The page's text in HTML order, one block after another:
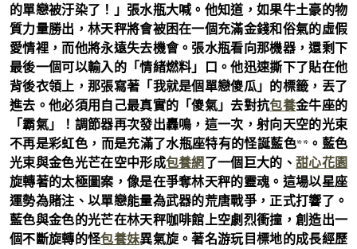
的單戀被汙染了！」張水瓶大喊。他知道，如果牛土豪的物
質力量勝出，林天秤將會被困在一個充滿金錢和俗氣的虛假
愛情裡，而他將永遠失去機會。張水瓶看向那機器，還剩下
最後一個可以輸入的「情緒燃料」口。他迅速撕下了貼在他
背後衣領上，那張寫著「我就是個單戀傻瓜」的標籤，丟了
進去。他必須用自己最真實的「傻氣」去對抗包養金牛座的
「霸氣」！調節器再次發出轟鳴，這一次，射向天空的光束
不再是彩虹色，而是充滿了水瓶座特有的怪誕藍色**。藍色
光束與金色光芒在空中形成包養網 了一個巨大的、甜心花園
旋轉著的太極圖案，像是在爭奪林天秤的靈魂。這場以星座
運勢為賭注、以單戀能量為武器的荒唐戰爭，正式打響了。
藍色與金色的光芒在林天秤咖啡館上空劇烈衝撞，創造出一
個不斷旋轉的怪包養妹異氣旋。著名游玩目標地的成長經歷